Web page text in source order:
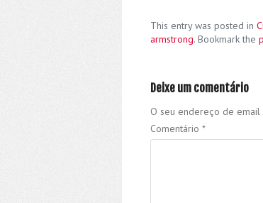
This entry was posted in
armstrong. Bookmark the
Deixe um comentário
O seu endereço de email
Comentário *